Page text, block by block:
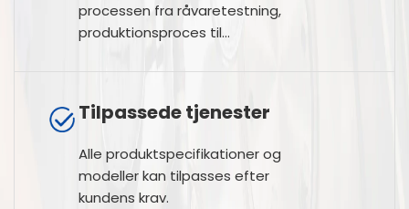
processen fra råvaretestning,
produktionsproces til
Tilpassede tjenester
Alle produktspecifikationer og
modeller kan tilpasses efter
kundens krav.